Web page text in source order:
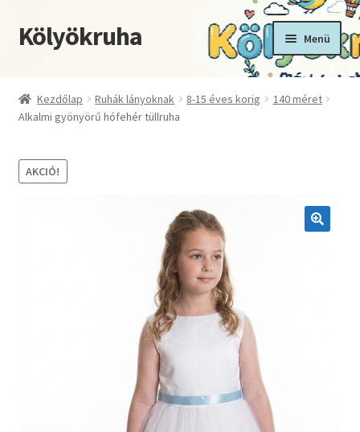
Ugrás
a
Kilépés
a
Kölyökruha Menü
Fiókom
Kosár
Kezdőlap Ruhák lányoknak 8-15 éves korig
140 méret
Alkalmi gyönyörű hófehér tüllruha
AKCIÓ!